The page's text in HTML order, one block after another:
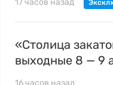
«Столица
выходные 8 — 9
16 часов назад